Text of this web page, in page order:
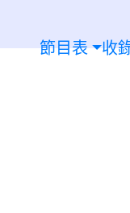
節目表 收